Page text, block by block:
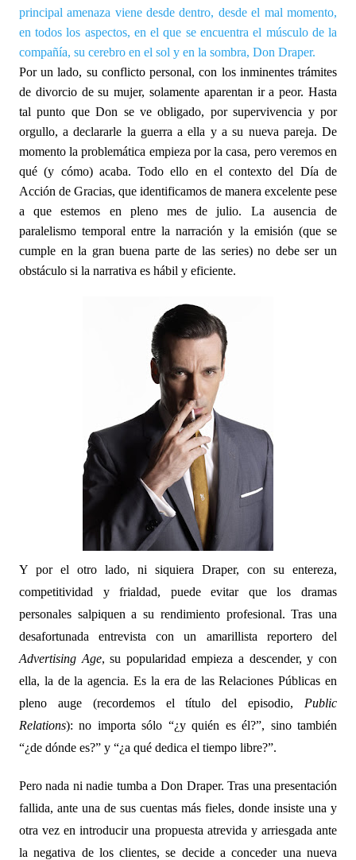
principal amenaza viene desde dentro, desde el mal momento,
en todos los aspectos, en el que se encuentra el músculo de la
compañía, su cerebro en el sol y en la sombra, Don Draper.
Por un lado, su conflicto personal, con los inminentes trámites
de divorcio de su mujer, solamente aparentan ir a peor. Hasta
tal punto que Don se ve obligado, por supervivencia y por
orgullo, a declararle la guerra a ella y a su nueva pareja. De
momento la problemática empieza por la casa, pero veremos en
qué (y cómo) acaba. Todo ello en el contexto del Día de
Acción de Gracias, que identificamos de manera excelente pese
a que estemos en pleno mes de julio. La ausencia de
paralelismo temporal entre la narración y la emisión (que se
cumple en la gran buena parte de las series) no debe ser un
obstáculo si la narrativa es hábil y eficiente.
Y por el otro lado, ni siquiera Draper, con su entereza,
competitividad y frialdad, puede evitar que los dramas
personales salpiquen a su rendimiento profesional. Tras una
desafortunada entrevista con un amarillista reportero del
Advertising Age, su popularidad empieza a descender, y con
ella, la de la agencia. Es la era de las Relaciones Públicas en
pleno auge (recordemos el título del episodio, Public
Relations): no importa sólo “¿y quién es él?”, sino también
“¿de dónde es?” y “¿a qué dedica el tiempo libre?”.
Pero nada ni nadie tumba a Don Draper. Tras una presentación
fallida, ante una de sus cuentas más fieles, donde insiste una y
otra vez en introducir una propuesta atrevida y arriesgada ante
la negativa de los clientes, se decide a conceder una nueva